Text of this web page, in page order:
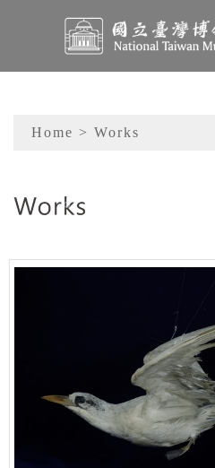
Sitemap
Home > Works